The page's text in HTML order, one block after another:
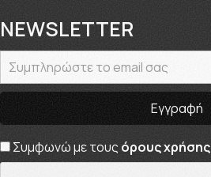
NEWSLETTER
Συμφωνώ με τουςόρους χρήσης